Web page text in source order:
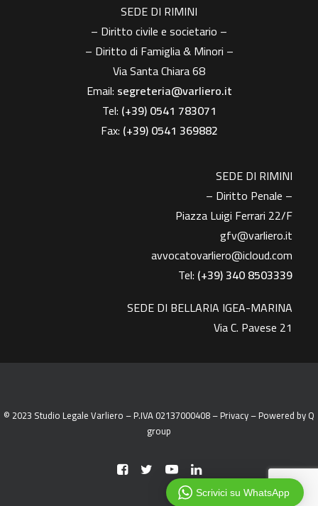
SEDE DI RIMINI
– Diritto civile e societario –
– Diritto di Famiglia & Minori –
Via Santa Chiara 68
Email: segreteria@varliero.it
Tel: (+39) 0541 783071
Fax: (+39)0541 369882
SEDE DI RIMINI
– Diritto Penale –
Piazza Luigi Ferrari 22/F
gfv@varliero.it
avvocatovarliero@icloud.com
Tel: (+39) 340 8503339
SEDE DI BELLARIA IGEA-MARINA
Via C. Pavese 21
© 2023 Studio Legale Varliero – P.IVA 02137000408 –Privacy– Powered byQ
group
Scrivici su WhatsApp